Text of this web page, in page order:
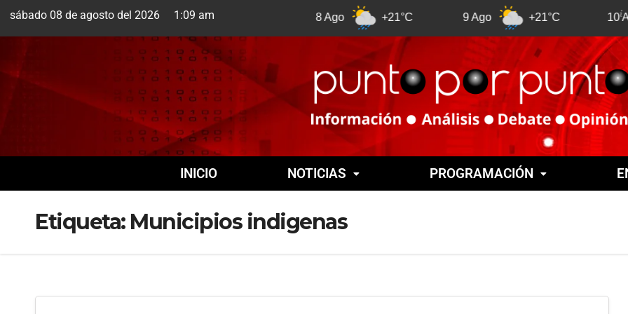
sábado 08 de agosto del 2026 1:09 am
Cuernavaca +21°C +21°C
INICIO NOTICIAS PROGRAMACIÓN
Etiqueta: Municipios indigenas